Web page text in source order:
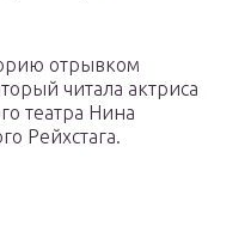
отрывком
читала актриса
театра Нина
Рейхстага.